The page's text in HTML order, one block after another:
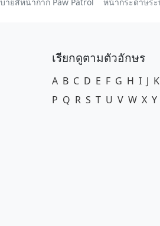
เรียกดูตามตัวอักษร
A B C D E F G H I J K
P Q R S T U V W X Y